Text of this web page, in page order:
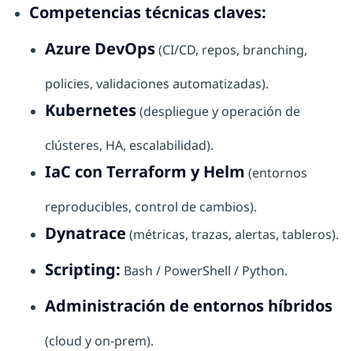
Competencias técnicas claves:
Azure DevOps(CI/CD, repos, branching,
policies, validaciones automatizadas).
Kubernetes(despliegue y operación de
clústeres, HA, escalabilidad).
IaC con Terraform y Helm (entornos
reproducibles, control de cambios).
Dynatrace (métricas, trazas, alertas, tableros).
Scripting: Bash / PowerShell / Python.
Administración de entornos híbridos
(cloud y on-prem).